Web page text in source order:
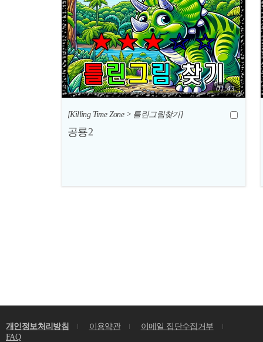
01:43
[Killing Time Zone > 틀린그림찾기]
공룡2
개인정보처리방침 이용약관
이메일 집단수집거부
FAQ